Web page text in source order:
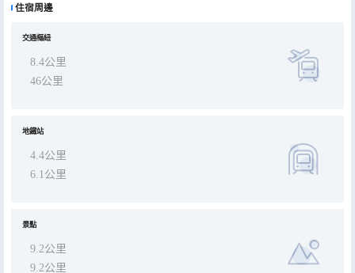
住宿周邊
交通樞紐
8.4公里
46公里
地鐵站
4.4公里
6.1公里
景點
9.2公里
9.2公里